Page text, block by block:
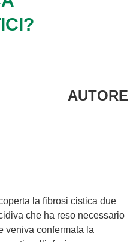
AUTORE
la fibrosi cistica due
che ha reso necessario
veniva confermata la